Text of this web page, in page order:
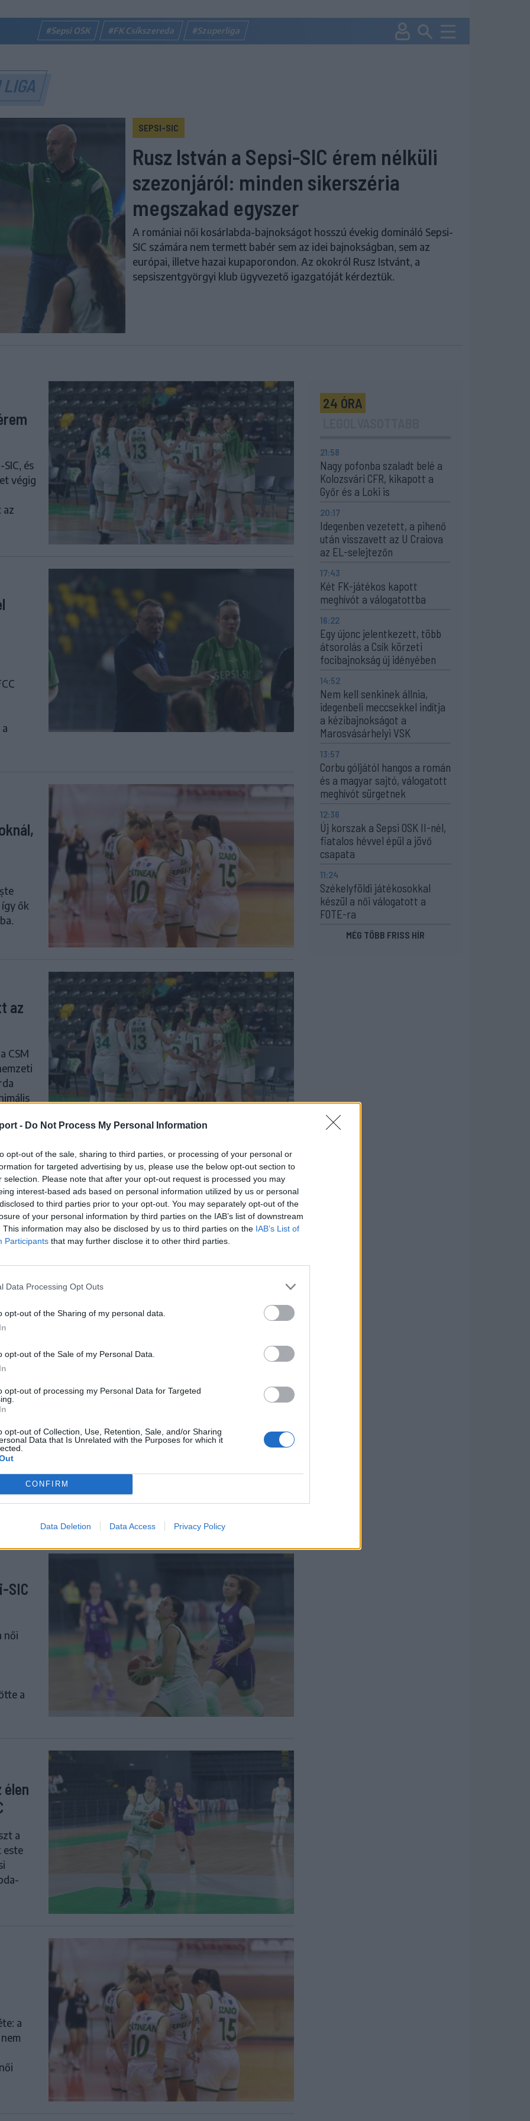
- Do Not Process My Personal Information
opt-out of the sale, sharing to third parties, or processing of your personal or
for targeted advertising by us, please use the below opt-out section to
selection. Please note that after your opt-out request is processed you may
interest-based ads based on personal information utilized by us or personal
to third parties prior to your opt-out. You may separately opt-out of the
of your personal information by third parties on the IAB’s list of downstream
This information may also be disclosed by us to third parties on the IAB’s List of
Participants that may further disclose it to other third parties.
Data Processing Opt Outs
opt-out of the Sharing of my personal data.
opt-out of the Sale of my Personal Data.
opt-out of processing my Personal Data for Targeted
opt-out of Collection, Use, Retention, Sale, and/or Sharing
Data that Is Unrelated with the Purposes for which it
CONFIRM
Data Deletion Data Access Privacy Policy
#Sepsi OSK #FK Csíkszereda #Szuperliga
SEPSI-SIC
Rusz István a Sepsi-SIC érem nélküli
szezonjáról: minden sikerszéria
megszakad egyszer
A romániai női kosárlabda-bajnokságot hosszú évekig domináló Sepsi-
SIC számára nem termett babér sem az idei bajnokságban, sem az
európai, illetve hazai kupaporondon. Az okokról Rusz Istvánt, a
sepsiszentgyörgyi klub ügyvezető igazgatóját kérdeztük.
és
végig
az
ők
az
CSM
amely
a
SIC
női
a
élen
a
este
a
24 ÓRA
21:58
Nagy pofonba szaladt belé a
Kolozsvári CFR, kikapott a
Győr és a Loki is
20:17
Idegenben vezetett, a pihenő
után visszavett az U Craiova
az EL-selejtezőn
17:43
Két FK-játékos kapott
meghívót a válogatottba
16:22
Egy újonc jelentkezett, több
átsorolás a Csík körzeti
focibajnokság új idényében
14:52
Nem kell senkinek állnia,
idegenbeli meccsekkel indítja
a kézibajnokságot a
Marosvásárhelyi VSK
13:57
Corbu góljától hangos a román
és a magyar sajtó, válogatott
meghívót sürgetnek
12:36
Új korszak a Sepsi OSK II-nél,
fiatalos hévvel épül a jövő
csapata
11:24
Székelyföldi játékosokkal
készül a női válogatott a
FOTE-ra
MÉG TÖBB FRISS HÍR